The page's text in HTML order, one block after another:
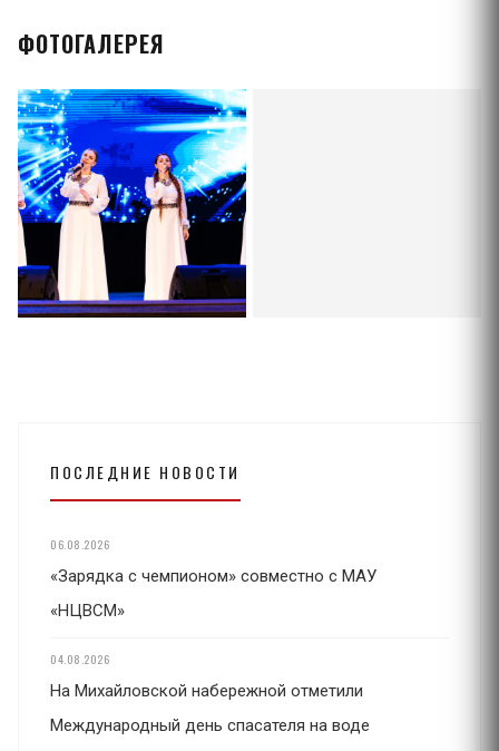
ФОТОГАЛЕРЕЯ
ПОСЛЕДНИЕ НОВОСТИ
06.08.2026
«Зарядка с чемпионом» совместно с МАУ
«НЦВСМ»
04.08.2026
На Михайловской набережной отметили
Международный день спасателя на воде